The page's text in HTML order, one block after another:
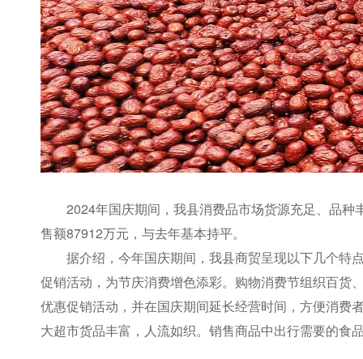
2024年国庆期间，我县消费品市场货源充足、品
售额87912万元，与去年基本持平。
据介绍，今年国庆期间，我县商贸呈现以下几个特
促销活动，为节庆消费增色添彩。购物消费节组织百货
优惠促销活动，并在国庆期间延长经营时间，方便消费
大超市货品丰富，人流如织。销售商品中出行需要的食